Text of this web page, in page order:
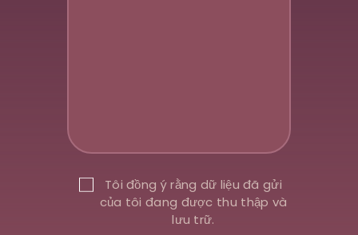
Tôi đồng ý rằng dữ liệu đã gửi
của tôi đang được thu thập và
lưu trữ.